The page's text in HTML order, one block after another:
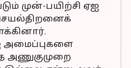
முன்-பயிற்சி ஏஐ
அமைப்புகளை
அணுகுமுறை